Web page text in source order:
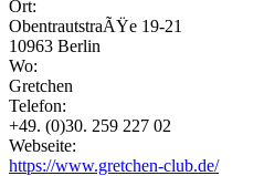
Ort:
ObentrautstraÃŸe 19-21
10963 Berlin
Wo:
Gretchen
Telefon:
+49. (0)30. 259 227 02
Webseite:
https://www.gretchen-club.de/